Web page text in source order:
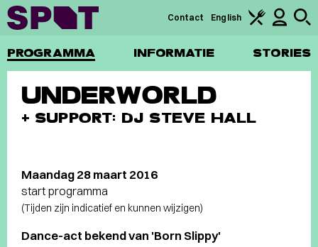
PROGRAMMA INFORMATIE STORIES
Contact English
UNDERWORLD
+ SUPPORT: DJ STEVE HALL
Maandag 28 maart 2016
start programma
(Tijden zijn indicatief en kunnen wijzigen)
Dance-act bekend van 'Born Slippy'